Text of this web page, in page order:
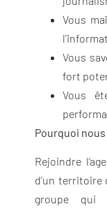
Vous
Vous
fort
Vous
Pourquoi
Rejoindre
d’un territoire
groupe qui